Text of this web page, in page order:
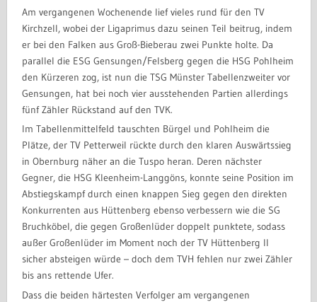
Am vergangenen Wochenende lief vieles rund für den TV
Kirchzell, wobei der Ligaprimus dazu seinen Teil beitrug, indem
er bei den Falken aus Groß-Bieberau zwei Punkte holte. Da
parallel die ESG Gensungen/Felsberg gegen die HSG Pohlheim
den Kürzeren zog, ist nun die TSG Münster Tabellenzweiter vor
Gensungen, hat bei noch vier ausstehenden Partien allerdings
fünf Zähler Rückstand auf den TVK.
Im Tabellenmittelfeld tauschten Bürgel und Pohlheim die
Plätze, der TV Petterweil rückte durch den klaren Auswärtssieg
in Obernburg näher an die Tuspo heran. Deren nächster
Gegner, die HSG Kleenheim-Langgöns, konnte seine Position im
Abstiegskampf durch einen knappen Sieg gegen den direkten
Konkurrenten aus Hüttenberg ebenso verbessern wie die SG
Bruchköbel, die gegen Großenlüder doppelt punktete, sodass
außer Großenlüder im Moment noch der TV Hüttenberg II
sicher absteigen würde – doch dem TVH fehlen nur zwei Zähler
bis ans rettende Ufer.
Dass die beiden härtesten Verfolger am vergangenen